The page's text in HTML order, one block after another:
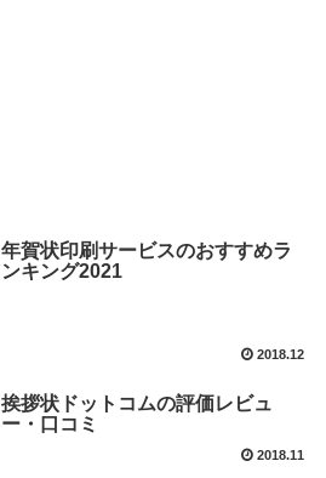
年賀状印刷サービスのおすすめラ
ンキング2021
2018.12
挨拶状ドットコムの評価レビュ
ー・口コミ
2018.11